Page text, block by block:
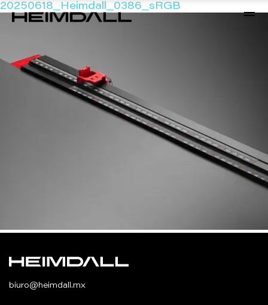
20250618_Heimdall_0386_sRGB
biuro@heimdall.mx